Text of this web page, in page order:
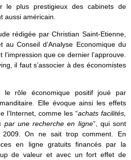
le plus prestigieux des cabinets de
aussi américain.
rédigée par Christian Saint-Etienne,
au Conseil d’Analyse Economique du
que ce dernier l’approuve.
il faut s’associer à des économistes
le rôle économique positif joué par
Elle évoque ainsi les effets
l’Internet, comme les “achats facilités,
par une recherche en ligne”, qui sont
On ne sait trop comment. En
en ligne gratuits financés par la
de valeur et avec un fort effet de